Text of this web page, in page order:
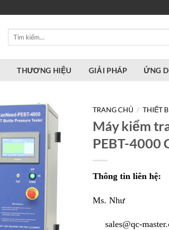
Tìm
THƯƠNG HIỆU GIẢI PHÁP ỨNG
TRANG CHỦ / THIẾT
Máy kiểm
PEBT-4000
Thông tin liên hệ:
Ms. Như
sales@qc-